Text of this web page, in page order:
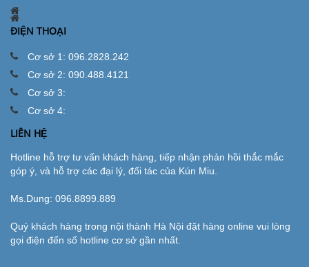
ĐIỆN THOẠI
Cơ sở 1: 096.2828.242
Cơ sở 2: 090.488.4121
Cơ sở 3:
Cơ sở 4:
LIÊN HỆ
Hotline hỗ trợ tư vấn khách hàng, tiếp nhận phản hồi thắc mắc
góp ý, và hỗ trợ các đại lý, đối tác của Kún Miu.
Ms.Dung: 096.8899.889
Quý khách hàng trong nội thành Hà Nội đặt hàng online vui lòng
gọi điện đến số hotline cơ sở gần nhất.